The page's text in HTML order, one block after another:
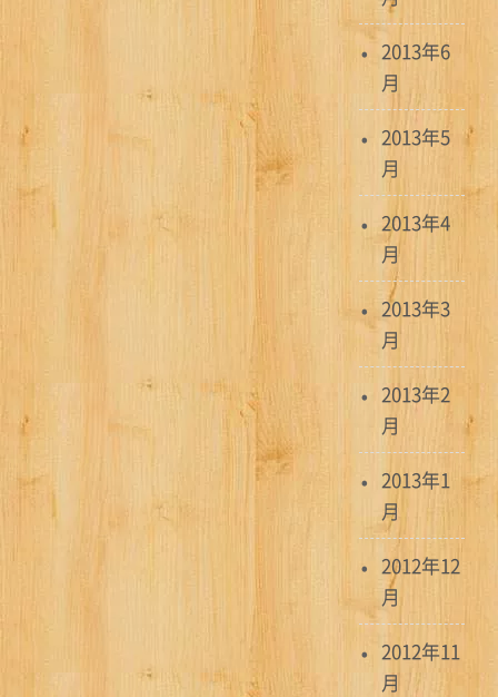
2013年6
月
2013年5
月
2013年4
月
2013年3
月
2013年2
月
2013年1
月
2012年12
月
2012年11
月